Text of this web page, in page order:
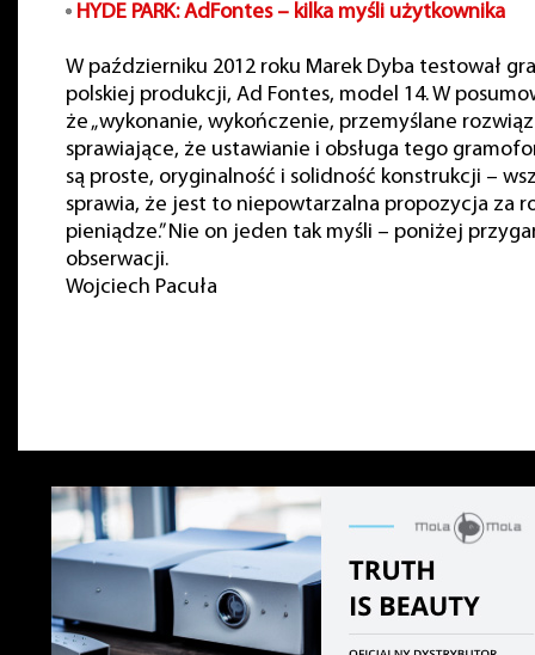
HYDE PARK:AdFontes– kilka myśli użytkownika
W październiku 2012 roku Marek Dyba testował
polskiej produkcji, Ad Fontes, model 14. W
że „wykonanie, wykończenie, przemyślane
sprawiające, że ustawianie i obsługa tego
są proste, oryginalność i solidność konstrukcji –
sprawia, że jest to niepowtarzalna propozycja za
pieniądze.” Nie on jeden tak myśli – poniżej
obserwacji.
Wojciech Pacuła